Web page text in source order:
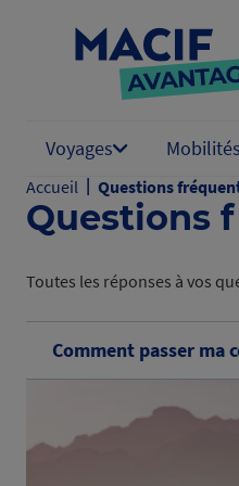
Voyages Mobilités
Accueil | Questions
Questions
Toutes les réponses à vos
Comment passer ma